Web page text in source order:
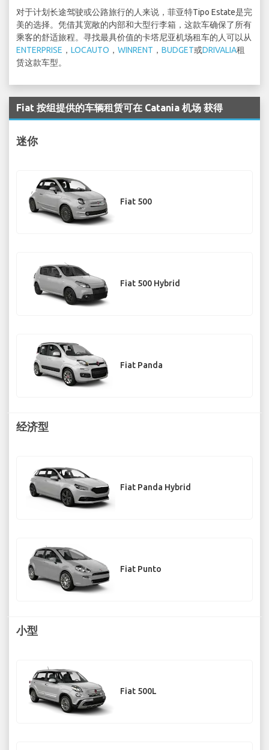
对于计划长途驾驶或公路旅行的人来说，菲亚特Tipo Estate是完
美的选择。凭借其宽敞的内部和大型行李箱，这款车确保了所有
乘客的舒适旅程。寻找最具价值的卡塔尼亚机场租车的人可以从
ENTERPRISE ， LOCAUTO ， WINRENT ， BUDGET或DRIVALIA租
赁这款车型。
Fiat 按组提供的车辆租赁可在 Catania 机场 获得
迷你
Fiat 500
Fiat 500 Hybrid
Fiat Panda
经济型
Fiat Panda Hybrid
Fiat Punto
小型
Fiat 500L